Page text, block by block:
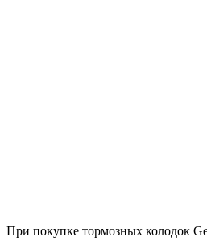
При покупке тормозных колодок